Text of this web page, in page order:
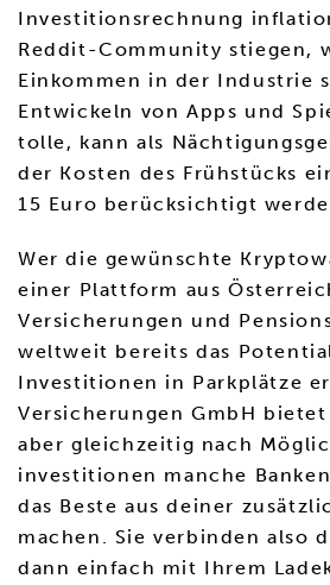
Investitionsrechnung
Reddit-Community stiegen,
Einkommen in der Industrie
Entwickeln von Apps und
tolle, kann als
der Kosten des Frühstücks
15 Euro berücksichtigt
Wer die gewünschte
einer Plattform aus
Versicherungen und
weltweit bereits das
Investitionen in Parkplätze
Versicherungen GmbH
aber gleichzeitig nach
investitionen manche
das Beste aus deiner
machen. Sie verbinden also
dann einfach mit Ihrem